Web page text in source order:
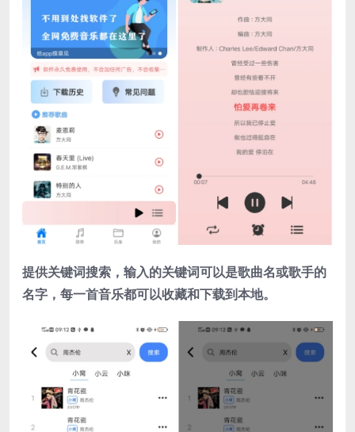
提供关键词搜索，输入的关键词可以是歌曲名或歌手的
名字，每一首音乐都可以收藏和下载到本地。